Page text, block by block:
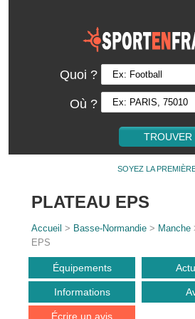
Quoi ?
Où ?
SOYEZ LA
PLATEAU EPS
Accueil > Basse-Normandie > Manche
EPS
Équipements
Informations
Écrire un avis